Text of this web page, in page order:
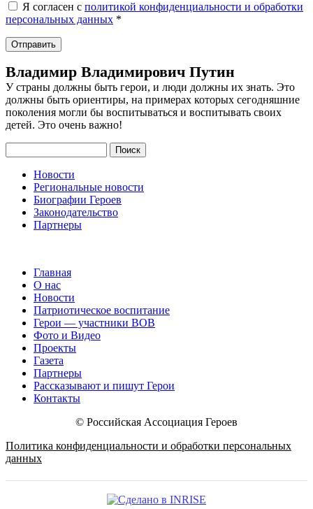
Я согласен с политикой конфиденциальности и обработки
персональных данных *
Владимир Владимирович Путин
У страны должны быть герои, и люди должны их знать. Это
должны быть ориентиры, на примерах которых сегодняшние
поколения могли бы воспитываться и воспитывать своих
детей. Это очень важно!
Поиск
Новости
Региональные новости
Биографии Героев
Законодательство
Партнеры
Главная
О нас
Новости
Патриотическое воспитание
Герои — участники ВОВ
Фото и Видео
Проекты
Газета
Партнеры
Рассказывают и пишут Герои
Контакты
© Российская Ассоциация Героев
Политика конфиденциальности и обработки персональных
данных